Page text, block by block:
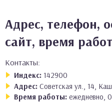
Адрес, телефон,
сайт, время
Контакты:
Индекс: 142900
Адрес: Советская ул., 14,
Время работы: ежедневно,